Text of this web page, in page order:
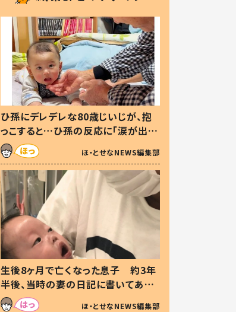
ひ孫にデレデレな80歳じいじが、抱
っこすると…ひ孫の反応に「涙が出ま
した」「可愛くて仕方ない」
ほ・とせなNEWS編集部
生後8ヶ月で亡くなった息子 約3年
半後、当時の妻の日記に書いてあっ
た本音とは
ほ・とせなNEWS編集部